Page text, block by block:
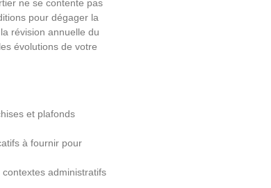
ne se contente pas
pour dégager la
révision annuelle du
évolutions de votre
et plafonds
à fournir pour
contextes administratifs